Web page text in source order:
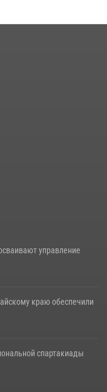
управление
краю обеспечили
спартакиады